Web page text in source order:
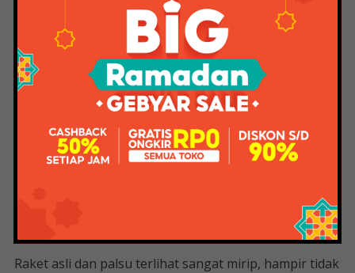
terdaftar, begitu pula sebaliknya. Produk palsu
biasanya ditulis dengan nomor seri dan spesifikasi
dalam bentuk sablon, bukan stiker.
Raket liner asli berukuran cukup lebar, tetapi ringan
digunakan. Warnanya juga cenderung tidak mengkilat,
namun halus saat disentuh. Sementara itu, ada raket
Lining palsu
Mata raket bebek asli tampak lebih rata, sedangkan
mata palsu sedikit lebih tebal. Saat kabel dipasang,
Raket asli dan palsu terlihat sangat mirip, hampir tidak